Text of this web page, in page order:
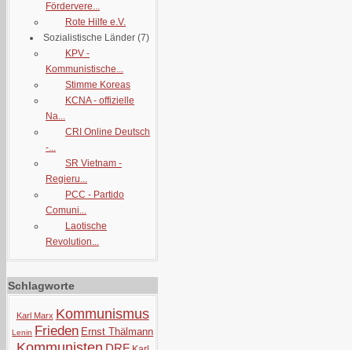
Fördervere...
Rote Hilfe e.V.
Sozialistische Länder (7)
KPV -
Kommunistische...
Stimme Koreas
KCNA - offizielle
Na...
CRI Online Deutsch
-...
SR Vietnam -
Regieru...
PCC - Partido
Comuni...
Laotische
Revolution...
Schlagworte
Karl Marx Kommunismus
Lenin Frieden Ernst Thälmann